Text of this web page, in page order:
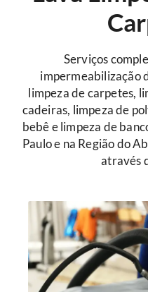
Serviços
impermeabilização
limpeza de carpetes,
cadeiras, limpeza de
bebê e limpeza de
Paulo e na Região do
através